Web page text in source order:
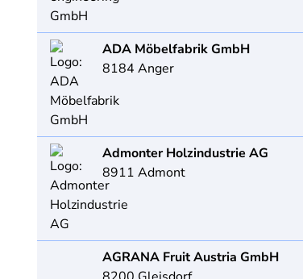
ADA Möbelfabrik GmbH
8184 Anger
Admonter Holzindustrie AG
8911 Admont
AGRANA Fruit Austria GmbH